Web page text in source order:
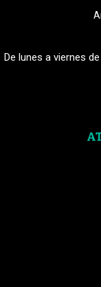
De lunes a viernes